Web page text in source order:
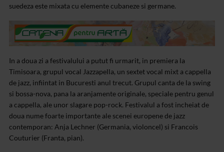
suedeza este mixata cu elemente cubaneze si germane.
In a doua zi a festivalului a putut fi urmarit, in premiera la
Timisoara, grupul vocal Jazzapella, un sextet vocal mixt a cappella
de jazz, infiintat in Bucuresti anul trecut. Grupul canta de la swing
si bossa-nova, pana la aranjamente originale, speciale pentru genul
a cappella, ale unor slagare pop-rock. Festivalul a fost incheiat de
doua nume foarte importante ale scenei europene de jazz
contemporan: Anja Lechner (Germania, violoncel) si Francois
Couturier (Franta, pian).